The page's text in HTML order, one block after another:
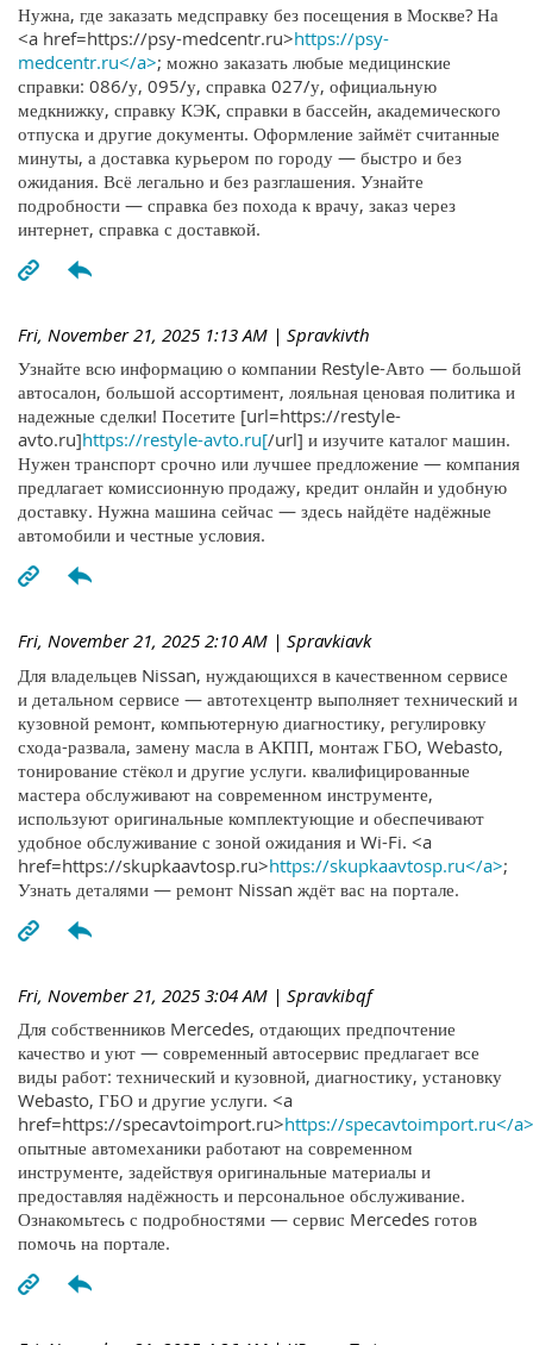
Нужна, где заказать медсправку без посещения в Москве? На
<a href=https://psy-medcentr.ru>https://psy-
medcentr.ru</a>; можно заказать любые медицинские
справки: 086/у, 095/у, справка 027/у, официальную
медкнижку, справку КЭК, справки в бассейн, академического
отпуска и другие документы. Оформление займёт считанные
минуты, а доставка курьером по городу — быстро и без
ожидания. Всё легально и без разглашения. Узнайте
подробности — справка без похода к врачу, заказ через
интернет, справка с доставкой.
Fri, November 21, 2025 1:13 AM | Spravkivth
Узнайте всю информацию о компании Restyle-Авто — большой
автосалон, большой ассортимент, лояльная ценовая политика и
надежные сделки! Посетите [url=https://restyle-
avto.ru]https://restyle-avto.ru[/url] и изучите каталог машин.
Нужен транспорт срочно или лучшее предложение — компания
предлагает комиссионную продажу, кредит онлайн и удобную
доставку. Нужна машина сейчас — здесь найдёте надёжные
автомобили и честные условия.
Fri, November 21, 2025 2:10 AM | Spravkiavk
Для владельцев Nissan, нуждающихся в качественном сервисе
и детальном сервисе — автотехцентр выполняет технический и
кузовной ремонт, компьютерную диагностику, регулировку
схода-развала, замену масла в АКПП, монтаж ГБО, Webasto,
тонирование стёкол и другие услуги. квалифицированные
мастера обслуживают на современном инструменте,
используют оригинальные комплектующие и обеспечивают
удобное обслуживание с зоной ожидания и Wi-Fi. <a
href=https://skupkaavtosp.ru>https://skupkaavtosp.ru</a>;
Узнать деталями — ремонт Nissan ждёт вас на портале.
Fri, November 21, 2025 3:04 AM | Spravkibqf
Для собственников Mercedes, отдающих предпочтение
качество и уют — современный автосервис предлагает все
виды работ: технический и кузовной, диагностику, установку
Webasto, ГБО и другие услуги. <a
href=https://specavtoimport.ru>https://specavtoimport.ru</a>
опытные автомеханики работают на современном
инструменте, задействуя оригинальные материалы и
предоставляя надёжность и персональное обслуживание.
Ознакомьтесь с подробностями — сервис Mercedes готов
помочь на портале.